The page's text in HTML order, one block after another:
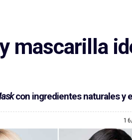
mascarilla
con ingredientes naturales y